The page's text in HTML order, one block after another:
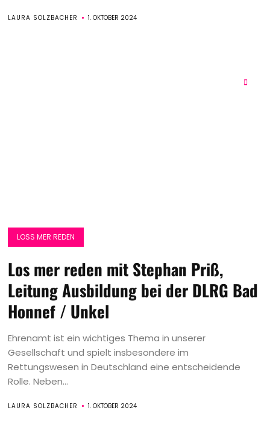
LAURA SOLZBACHER 1. OKTOBER 2024
LOSS MER REDEN
Los mer reden mit Stephan Priß,
Leitung Ausbildung bei der DLRG Bad
Honnef / Unkel
Ehrenamt ist ein wichtiges Thema in unserer
Gesellschaft und spielt insbesondere im
Rettungswesen in Deutschland eine entscheidende
Rolle. Neben...
LAURA SOLZBACHER 1. OKTOBER 2024